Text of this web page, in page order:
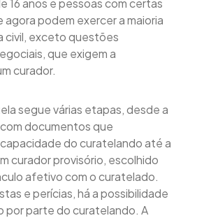
16 anos e pessoas com certas
agora podem exercer a maioria
civil, exceto questões
que exigem a
curador.
segue várias etapas, desde a
documentos que
do curatelando até a
curador provisório, escolhido
afetivo com o curatelado.
e perícias, há a possibilidade
parte do curatelando. A